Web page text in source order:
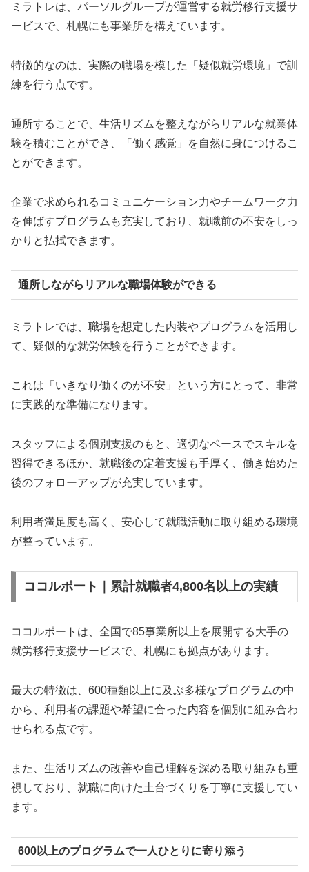
ミラトレは、パーソルグループが運営する就労移行支援サ
ービスで、札幌にも事業所を構えています。
特徴的なのは、実際の職場を模した「疑似就労環境」で訓
練を行う点です。
通所することで、生活リズムを整えながらリアルな就業体
験を積むことができ、「働く感覚」を自然に身につけるこ
とができます。
企業で求められるコミュニケーション力やチームワーク力
を伸ばすプログラムも充実しており、就職前の不安をしっ
かりと払拭できます。
通所しながらリアルな職場体験ができる
ミラトレでは、職場を想定した内装やプログラムを活用し
て、疑似的な就労体験を行うことができます。
これは「いきなり働くのが不安」という方にとって、非常
に実践的な準備になります。
スタッフによる個別支援のもと、適切なペースでスキルを
習得できるほか、就職後の定着支援も手厚く、働き始めた
後のフォローアップが充実しています。
利用者満足度も高く、安心して就職活動に取り組める環境
が整っています。
ココルポート｜累計就職者4,800名以上の実績
ココルポートは、全国で85事業所以上を展開する大手の
就労移行支援サービスで、札幌にも拠点があります。
最大の特徴は、600種類以上に及ぶ多様なプログラムの中
から、利用者の課題や希望に合った内容を個別に組み合わ
せられる点です。
また、生活リズムの改善や自己理解を深める取り組みも重
視しており、就職に向けた土台づくりを丁寧に支援してい
ます。
600以上のプログラムで一人ひとりに寄り添う